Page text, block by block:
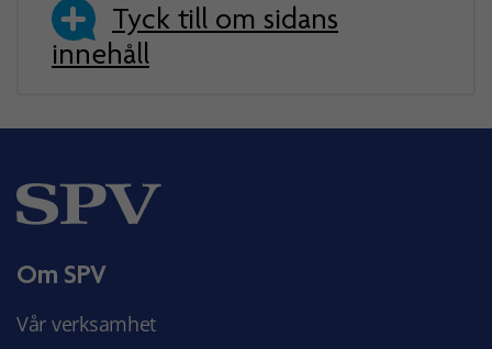
Tyck till om sidans
innehåll
Om SPV
Vår verksamhet